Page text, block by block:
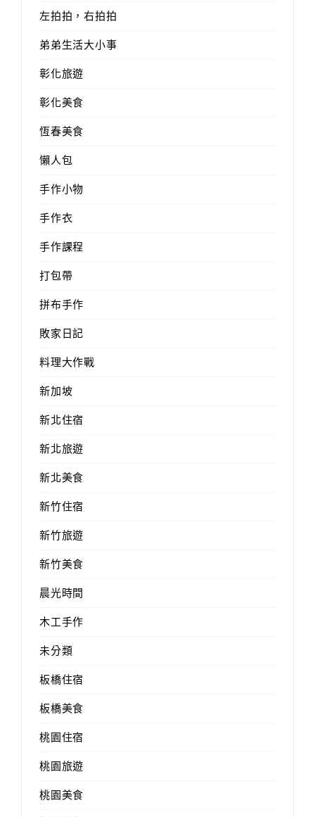
左拍拍，右拍拍
弟弟生活大小事
彰化旅遊
彰化美食
恆春美食
懶人包
手作小物
手作衣
手作課程
打包帶
拼布手作
敗家日記
料理大作戰
新加坡
新北住宿
新北旅遊
新北美食
新竹住宿
新竹旅遊
新竹美食
晨光時間
木工手作
未分類
板橋住宿
板橋美食
桃園住宿
桃園旅遊
桃園美食